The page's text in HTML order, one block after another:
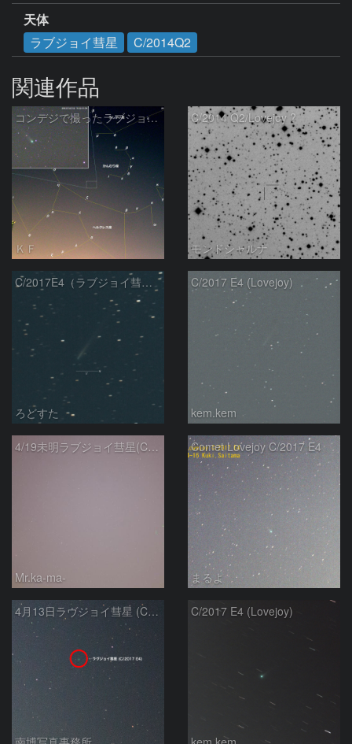
天体
ラブジョイ彗星
C/2014Q2
関連作品
コンデジで撮ったラブジョイ彗星（3）
ＫＦ
C/2014 Q2/Lovejoy ?
モンドシャルナ
C/2017E4（ラブジョイ彗星）
ろどすた
C/2017 E4 (Lovejoy)
kem.kem
4/19未明ラブジョイ彗星(C/2017E4)とM31
Mr.ka-ma-
Comet Lovejoy C/2017 E4
まるよ
4月13日ラヴジョイ彗星 (C/2017 E4) C/2017 E4 (Lovejoy)